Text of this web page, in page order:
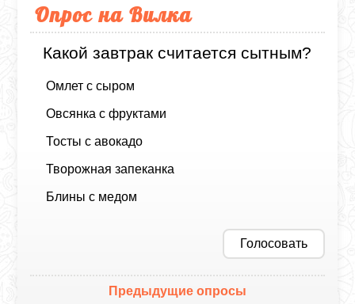
Опрос на Вилка
Какой завтрак считается сытным?
Омлет с сыром
Овсянка с фруктами
Тосты с авокадо
Творожная запеканка
Блины с медом
Голосовать
Предыдущие опросы